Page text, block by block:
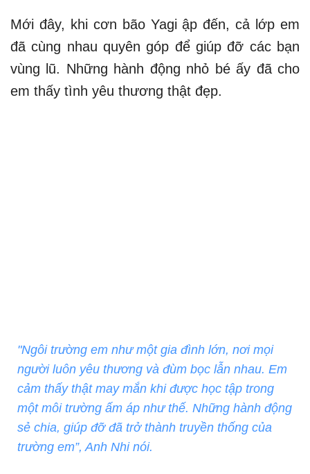
Mới đây, khi cơn bão Yagi ập đến, cả lớp em
đã cùng nhau quyên góp để giúp đỡ các bạn
vùng lũ. Những hành động nhỏ bé ấy đã cho
em thấy tình yêu thương thật đẹp.
"Ngôi trường em như một gia đình lớn, nơi mọi
người luôn yêu thương và đùm bọc lẫn nhau. Em
cảm thấy thật may mắn khi được học tập trong
một môi trường ấm áp như thế. Những hành động
sẻ chia, giúp đỡ đã trở thành truyền thống của
trường em”, Anh Nhi nói.